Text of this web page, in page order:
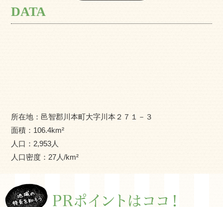
ビニが並ぶＵＩターン者に人気の因原地区と、１つの町で
三者三様の生活を体験することができます。また町内には
街の空き家活用による若者の起業をサポートし、新たな雇
用の創出に力をいれています。 川本町はかつて邑智郡の郡
都と呼ばれ、商業地としての交流だった町でしたが、人口
減少と共に新たな交流の町に生まれ変わろうとしていま
達が都会で活躍できる環境作りや、川本町へ訪れた若者が
夢と可能性に挑戦できる町作りを目指しております。
DATA
所在地：邑智郡川本町大字川本２７１－３
面積： 106.4km²
人口： 2,953人
人口密度： 27人/km²